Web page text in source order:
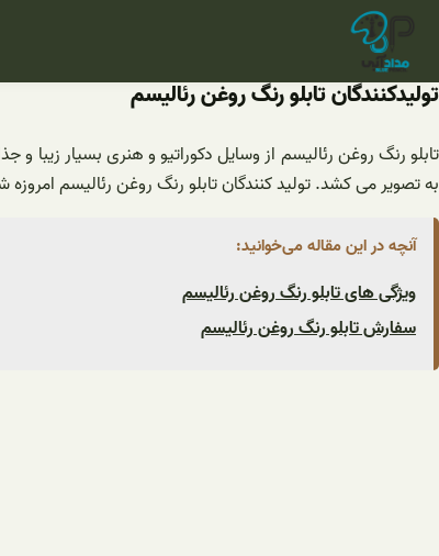
محتوا
تولیدکنندگان تابلو رنگ روغن رئالیسم
تابلو رنگ روغن رئالیسم از وسایل دکوراتیو و هنری بسیار زیبا
به تصویر می کشد. تولید کنندگان تابلو رنگ روغن رئالیسم امروزه
آنچه در این مقاله می‌خوانید:
ویژگی های تابلو رنگ روغن رئالیسم
سفارش تابلو رنگ روغن رئالیسم